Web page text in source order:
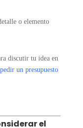
o elemento
discutir tu idea en
pedir un presupuesto
el